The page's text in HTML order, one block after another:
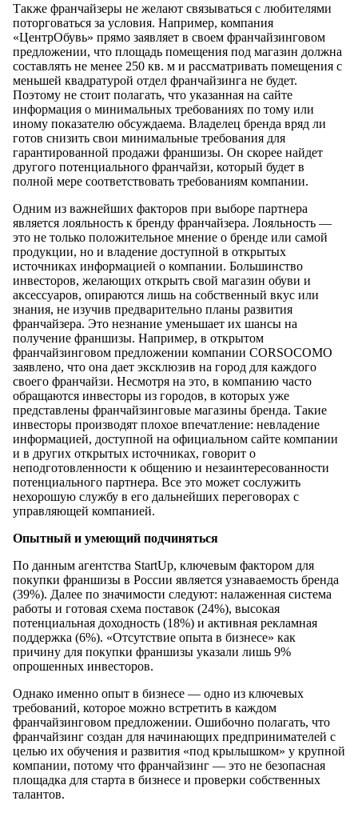
Также франчайзеры не желают связываться с любителями
поторговаться за условия. Например, компания
«ЦентрОбувь» прямо заявляет в своем франчайзинговом
предложении, что площадь помещения под магазин должна
составлять не менее 250 кв. м и рассматривать помещения с
меньшей квадратурой отдел франчайзинга не будет.
Поэтому не стоит полагать, что указанная на сайте
информация о минимальных требованиях по тому или
иному показателю обсуждаема. Владелец бренда вряд ли
готов снизить свои минимальные требования для
гарантированной продажи франшизы. Он скорее найдет
другого потенциального франчайзи, который будет в
полной мере соответствовать требованиям компании.
Одним из важнейших факторов при выборе партнера
является лояльность к бренду франчайзера. Лояльность —
это не только положительное мнение о бренде или самой
продукции, но и владение доступной в открытых
источниках информацией о компании. Большинство
инвесторов, желающих открыть свой магазин обуви и
аксессуаров, опираются лишь на собственный вкус или
знания, не изучив предварительно планы развития
франчайзера. Это незнание уменьшает их шансы на
получение франшизы. Например, в открытом
франчайзинговом предложении компании CORSOCOMO
заявлено, что она дает эксклюзив на город для каждого
своего франчайзи. Несмотря на это, в компанию часто
обращаются инвесторы из городов, в которых уже
представлены франчайзинговые магазины бренда. Такие
инвесторы производят плохое впечатление: невладение
информацией, доступной на официальном сайте компании
и в других открытых источниках, говорит о
неподготовленности к общению и незаинтересованности
потенциального партнера. Все это может сослужить
нехорошую службу в его дальнейших переговорах с
управляющей компанией.
Опытный и умеющий подчиняться
По данным агентства StartUp, ключевым фактором для
покупки франшизы в России является узнаваемость бренда
(39%). Далее по значимости следуют: налаженная система
работы и готовая схема поставок (24%), высокая
потенциальная доходность (18%) и активная рекламная
поддержка (6%). «Отсутствие опыта в бизнесе» как
причину для покупки франшизы указали лишь 9%
опрошенных инвесторов.
Однако именно опыт в бизнесе — одно из ключевых
требований, которое можно встретить в каждом
франчайзинговом предложении. Ошибочно полагать, что
франчайзинг создан для начинающих предпринимателей с
целью их обучения и развития «под крылышком» у крупной
компании, потому что франчайзинг — это не безопасная
площадка для старта в бизнесе и проверки собственных
талантов.